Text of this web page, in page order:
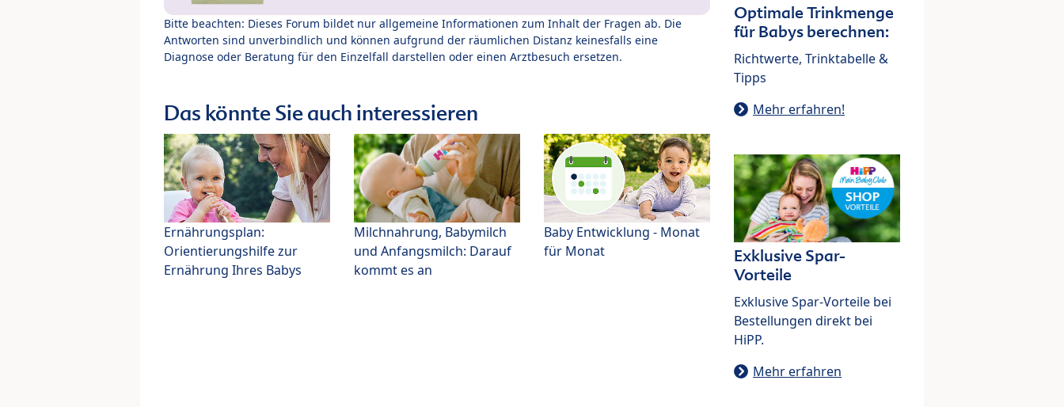
Bitte beachten: Dieses Forum bildet nur allgemeine Informationen zum Inhalt der Fragen ab. Die
Antworten sind unverbindlich und können aufgrund der räumlichen Distanz keinesfalls eine
Diagnose oder Beratung für den Einzelfall darstellen oder einen Arztbesuch ersetzen.
Das könnte Sie auch interessieren
Ernährungsplan:
Orientierungshilfe zur
Ernährung Ihres Babys
Milchnahrung, Babymilch
und Anfangsmilch: Darauf
kommt es an
Baby Entwicklung - Monat
für Monat
Optimale Trinkmenge
für Babys berechnen:
Richtwerte, Trinktabelle &
Tipps
Mehr erfahren!
Exklusive Spar-
Vorteile
Exklusive Spar-Vorteile bei
Bestellungen direkt bei
HiPP.
Mehr erfahren